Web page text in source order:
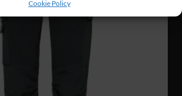
Cookie Policy